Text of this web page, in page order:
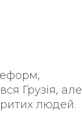
Грузія, але
людей.